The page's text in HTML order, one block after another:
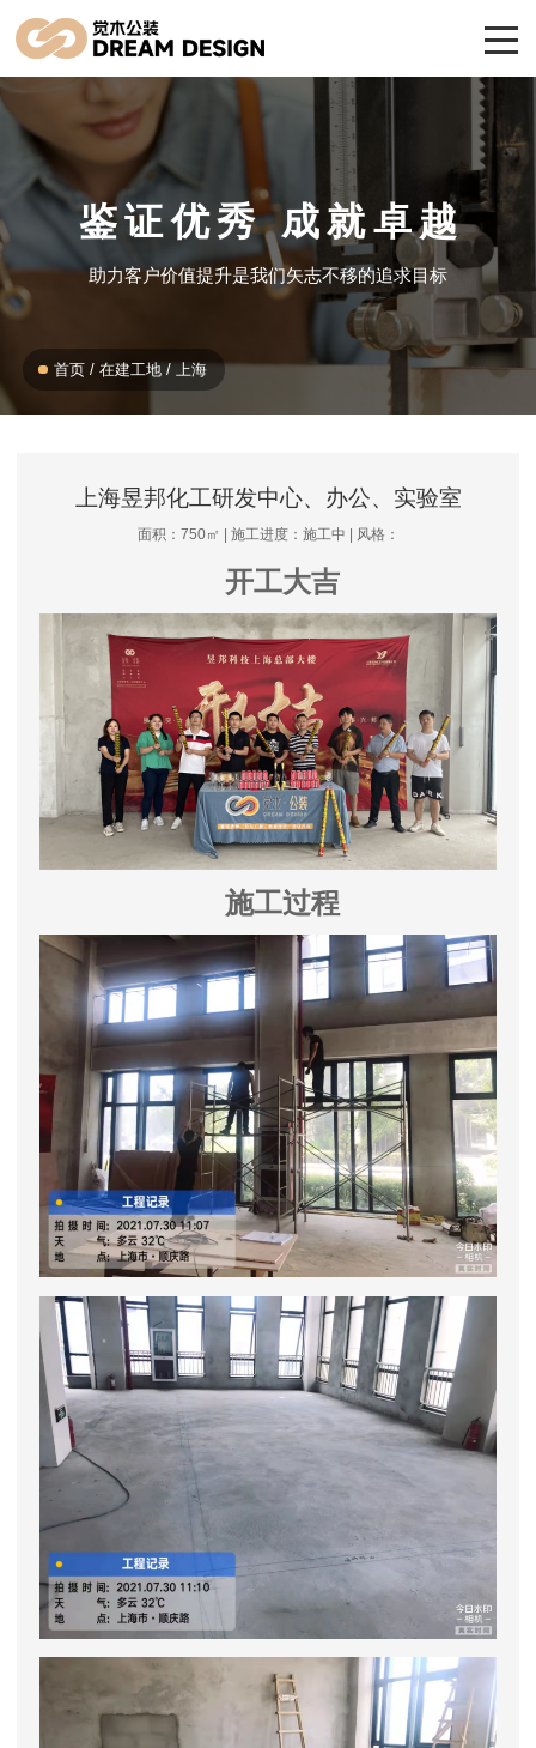
鉴证优秀 成就卓越
助力客户价值提升是我们矢志不移的追求目标
首页/ 在建工地/ 上海
上海昱邦化工研发中心、办公、实验室
面积：750㎡ | 施工进度：施工中 | 风格：
开工大吉
施工过程